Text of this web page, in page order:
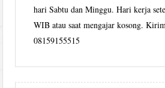
hari Sabtu dan Minggu. Hari kerja
WIB atau saat mengajar kosong.
08159155515